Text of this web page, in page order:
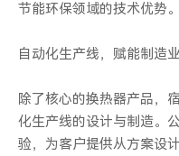
节能环保领域的技术优势。
自动化生产线，赋能制造
除了核心的换热器产品，
化生产线的设计与制造。
验，为客户提供从方案设